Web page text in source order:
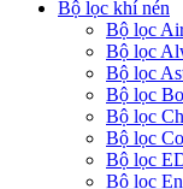
Bộ lọc khí nén
Bộ lọc
Bộ lọc
Bộ lọc
Bộ lọc
Bộ lọc
Bộ lọc
Bộ lọc
Bộ lọc